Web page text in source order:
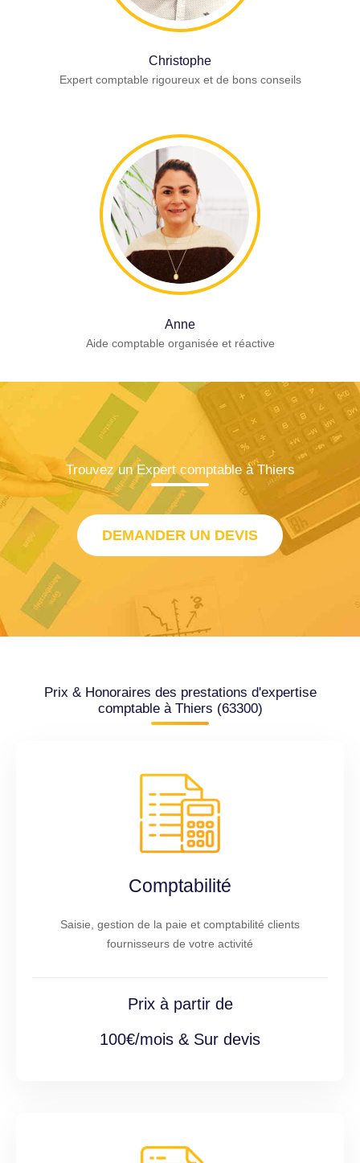
Christophe
Expert comptable rigoureux et de bons conseils
Anne
Aide comptable organisée et réactive
Trouvez un Expert comptable à Thiers
DEMANDER UN DEVIS
Prix & Honoraires des prestations d'expertise
comptable à Thiers (63300)
Comptabilité
Saisie, gestion de la paie et comptabilité clients
fournisseurs de votre activité
Prix à partir de
100€/mois & Sur devis